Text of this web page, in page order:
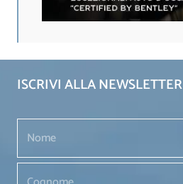
ISCRIVI ALLA NEWSLETTER